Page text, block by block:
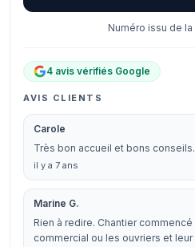
Numéro issu de
4 avis vérifiés Google
AVIS CLIENTS
Carole
Très bon accueil et bons conseils.
il y a 7 ans
Marine G.
Rien à redire. Chantier
commercial ou les ouvriers et